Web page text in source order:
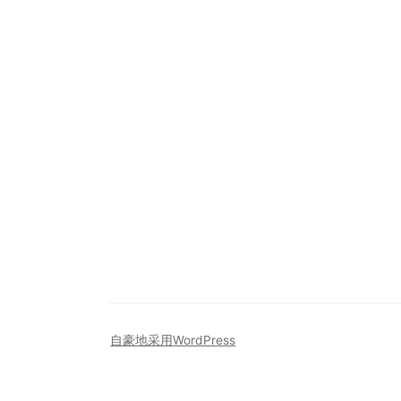
自豪地采用WordPress